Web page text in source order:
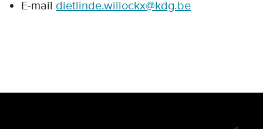
E-mail dietlinde.willockx@kdg.be